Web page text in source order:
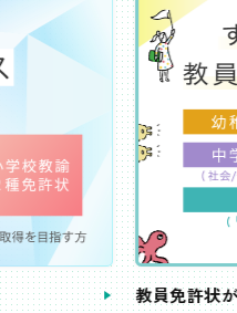
教員免許状が